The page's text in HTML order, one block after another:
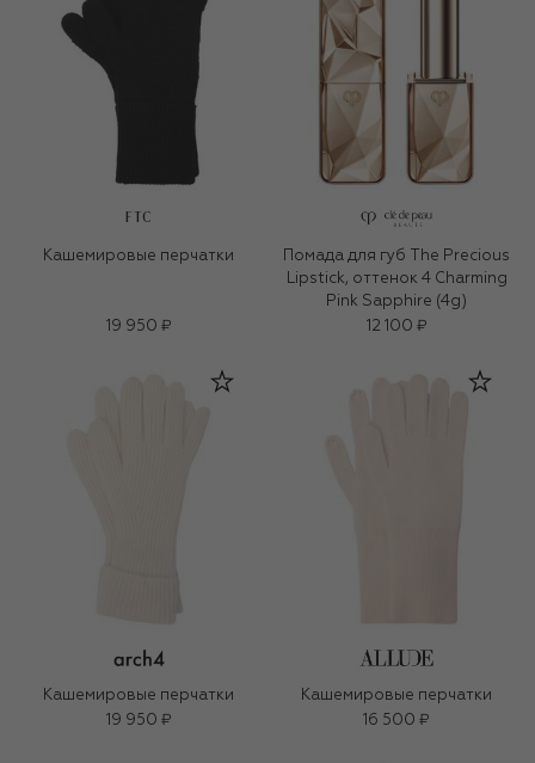
FTC
Кашемировые перчатки
19 950 ₽
Помада для губ The Precious
Lipstick, оттенок 4 Charming
Pink Sapphire (4g)
12 100 ₽
Кашемировые перчатки
19 950 ₽
Кашемировые перчатки
16 500 ₽